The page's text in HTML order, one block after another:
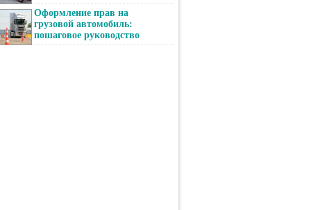
Оформление прав на
грузовой автомобиль:
пошаговое руководство